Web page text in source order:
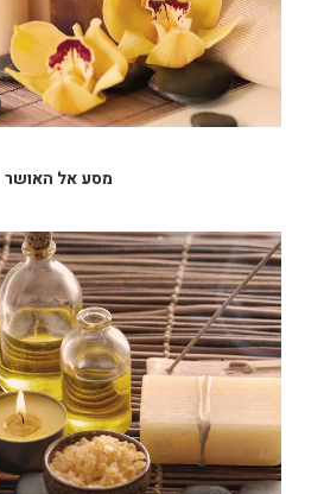
מסע אל האושר